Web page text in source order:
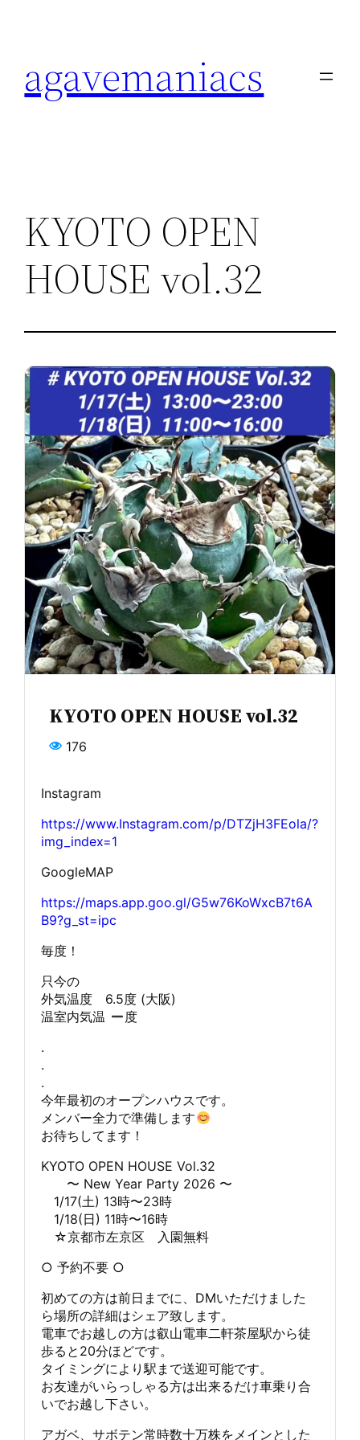
agavemaniacs
KYOTO OPEN
HOUSE vol.32
KYOTO OPEN HOUSE vol.32
176
Instagram
https://www.Instagram.com/p/DTZjH3FEola/?
img_index=1
GoogleMAP
https://maps.app.goo.gl/G5w76KoWxcB7t6A
B9?g_st=ipc
毎度！
只今の
外気温度 6.5度 (大阪)
温室内気温
度
.
.
.
今年最初のオープンハウスです。
メンバー全力で準備します
お待ちしてます！
KYOTO OPEN HOUSE Vol.32
〜 New Year Party 2026 〜
1/17(土) 13時〜23時
1/18(日) 11時〜16時
☆京都市左京区 入園無料
○ 予約不要 ○
初めての方は前日までに、DMいただけました
ら場所の詳細はシェア致します。
電車でお越しの方は叡山電車二軒茶屋駅から徒
歩ると20分ほどです。
タイミングにより駅まで送迎可能です。
お友達がいらっしゃる方は出来るだけ車乗り合
いでお越し下さい。
アガベ、サボテン常時数十万株をメインとした